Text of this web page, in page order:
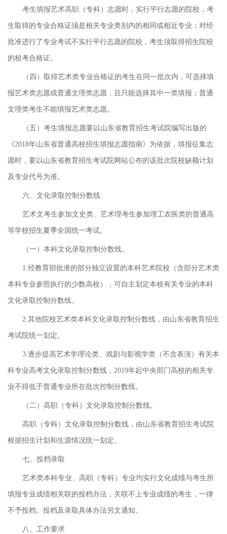
考生填报艺术高职（专科）志愿时，实行平行志愿的院校，考
生取得的专业合格证须是相关专业类别内的相同或相近专业；对经
批准进行了专业考试不实行平行志愿的院校，考生须取得招生院校
的校考合格证。
（四）取得艺术类专业合格证的考生在同一批次内，可选择填
报艺术类志愿或普通文理类志愿，且只能选择其中一类填报；普通
文理类考生不能填报艺术类志愿。
（五）考生填报志愿要以山东省教育招生考试院编写出版的
《2018年山东省普通高校招生填报志愿指南》为依据，填报征集志
愿时，要以山东省教育招生考试院网站公布的该批次院校缺额计划
及专业代号为准。
六、文化录取控制分数线
艺术文考生参加文史类、艺术理考生参加理工农医类的普通高
等学校招生夏季全国统一考试。
（一）本科文化录取控制分数线。
1.经教育部批准的部分独立设置的本科艺术院校（含部分艺术类
本科专业参照执行的少数高校），可自主划定本校有关专业的本科
文化录取控制分数线。
2.其他院校艺术类本科文化录取控制分数线，由山东省教育招生
考试院统一划定。
3.逐步提高艺术学理论类、戏剧与影视学类（不含表演）有关本
科专业高考文化录取控制分数线，2019年起中央部门高校的相关专
业不得低于普通专业所在批次控制分数线。
（二）高职（专科）文化录取控制分数线。
高职（专科）文化录取控制分数线，由山东省教育招生考试院
根据招生计划和生源情况统一划定。
七、投档录取
艺术类本科专业、高职（专科）专业均实行文化成绩与考生所
填报专业成绩相关联的投档办法，关联不上专业成绩的考生，一律
不予投档。投档及录取具体办法另文通知。
八、工作要求